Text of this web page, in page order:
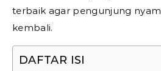
terbaik agar pengunjung
kembali.
DAFTAR ISI